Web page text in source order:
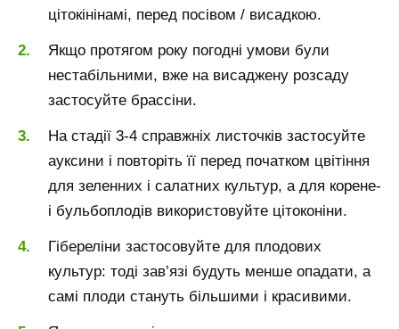
цітокінінамі, перед посівом / висадкою.
Якщо протягом року погодні умови були
нестабільними, вже на висаджену розсаду
застосуйте брассіни.
На стадії 3-4 справжніх листочків застосуйте
ауксини і повторіть її перед початком цвітіння
для зеленних і салатних культур, а для корене-
і бульбоплодів використовуйте цітоконіни.
Гібереліни застосовуйте для плодових
культур: тоді зав’язі будуть менше опадати, а
самі плоди стануть більшими і красивими.